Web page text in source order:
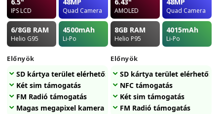
IPS LCD Quad Camera
6/8GB RAM
Helio G95
4500mAh
Li-Po
Előnyök
SD kártya terület elérhetőség
Két sim támogatás
FM Radió támogatás
Magas megapixel kamera
AMOLED Quad Camera
8GB RAM
Helio P95
4015mAh
Li-Po
Előnyök
SD kártya terület elérhetőség
NFC támogatás
Két sim támogatás
FM Radió támogatás